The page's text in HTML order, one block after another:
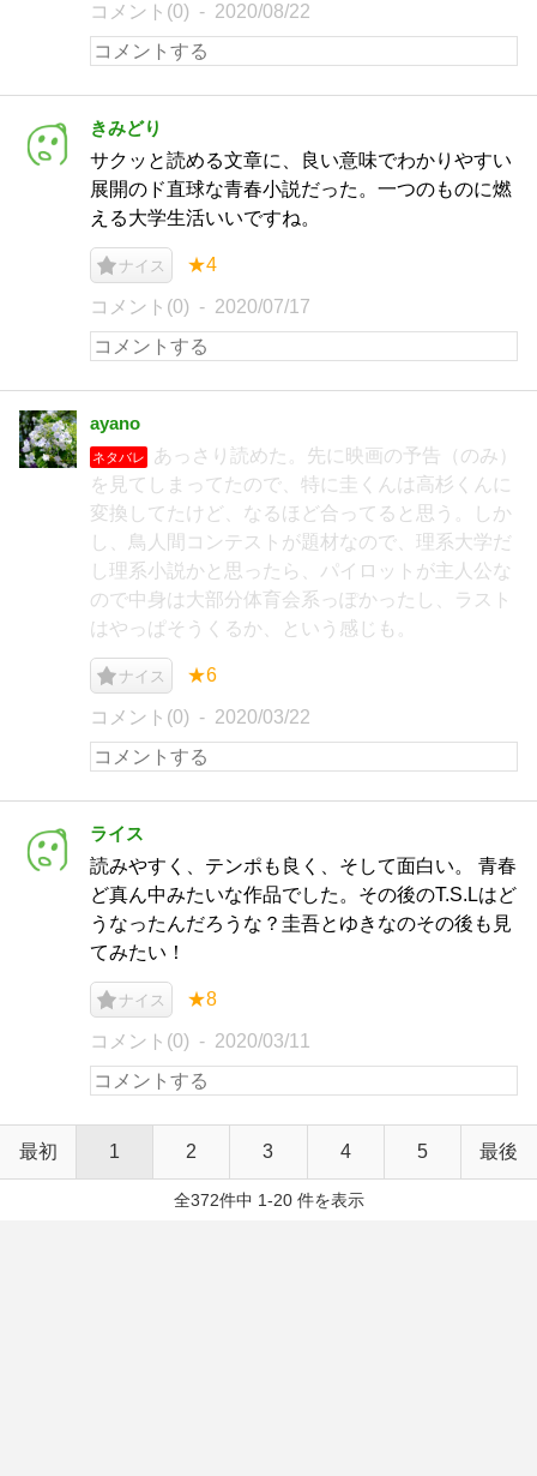
コメント(0) 2020/08/22
きみどり
サクッと読める文章に、良い意味でわかりやすい
展開のド直球な青春小説だった。一つのものに燃
える大学生活いいですね。
ナイス ★4
コメント(0) 2020/07/17
ayano
ネタバレ
あっさり読めた。先に映画の予告（のみ）
を見てしまってたので、特に圭くんは高杉くんに
変換してたけど、なるほど合ってると思う。しか
し、鳥人間コンテストが題材なので、理系大学だ
し理系小説かと思ったら、パイロットが主人公な
ので中身は大部分体育会系っぽかったし、ラスト
はやっぱそうくるか、という感じも。
ナイス ★6
コメント(0) 2020/03/22
ライス
読みやすく、テンポも良く、そして面白い。 青春
ど真ん中みたいな作品でした。その後のT.S.Lはど
うなったんだろうな？圭吾とゆきなのその後も見
てみたい！
ナイス ★8
コメント(0) 2020/03/11
最初 1 2 3 4 5 最後
全372件中 1-20 件を表示